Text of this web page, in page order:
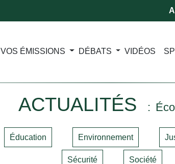
VOS ÉMISSIONS DÉBATS VIDÉOS
ACTUALITÉS
Éducation Environnement
Sécurité Société